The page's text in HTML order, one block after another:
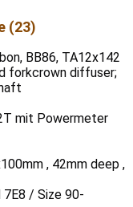
(23)
BB86, TA12x142
forkcrown diffuser;
mit Powermeter
, 42mm deep ,
/ Size 90-